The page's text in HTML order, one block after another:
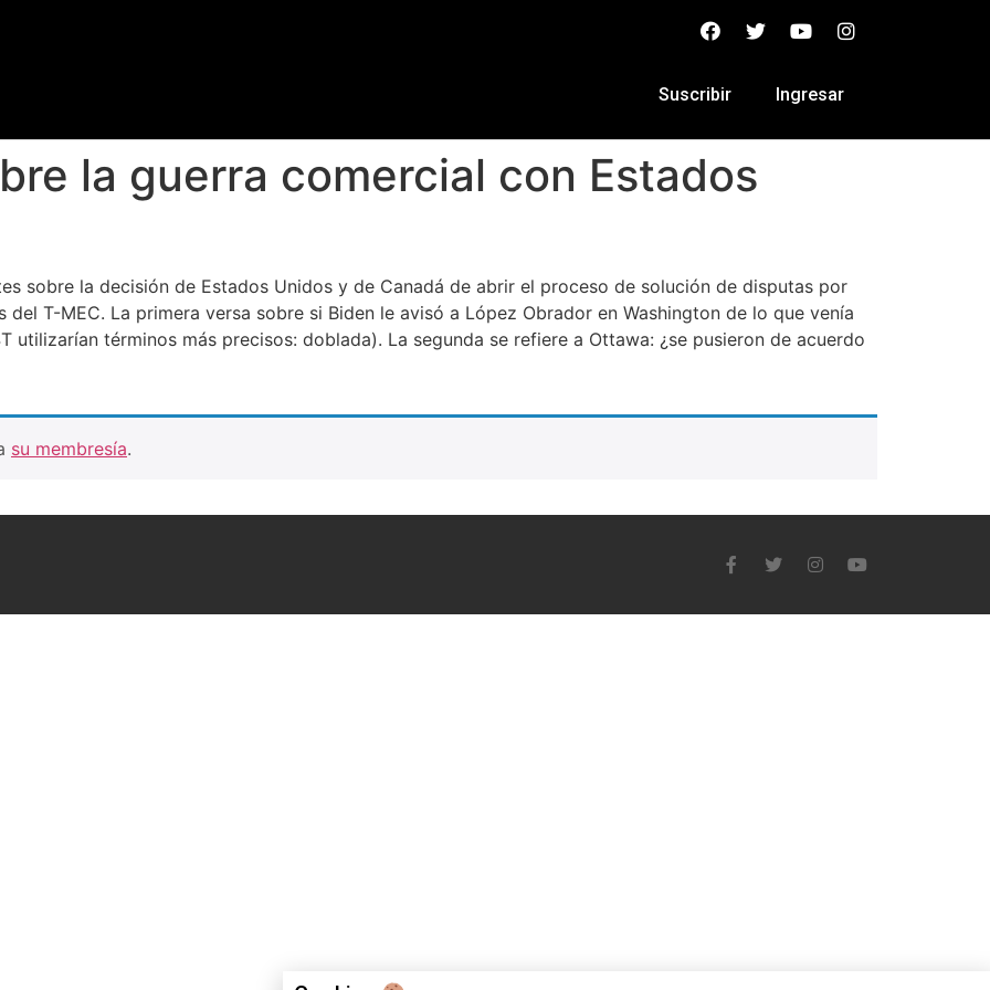
Suscribir Ingresar
la guerra comercial con Estados
sobre la decisión de Estados Unidos y de Canadá de abrir el proceso de solución de disputas por
T-MEC. La primera versa sobre si Biden le avisó a López Obrador en Washington de lo que venía
utilizarían términos más precisos: doblada). La segunda se refiere a Ottawa: ¿se pusieron de acuerdo
su membresía.